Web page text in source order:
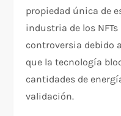
propiedad única de
industria de los
controversia debido
que la tecnología
cantidades de
validación.